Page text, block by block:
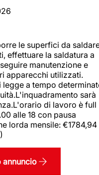
le superfici da
effettuare la saldatura a
manutenzione e
apparecchi utilizzati.
a tempo
sarà
di lavoro è full
alle 18 con pausa
lorda mensile: €1784,94
annuncio